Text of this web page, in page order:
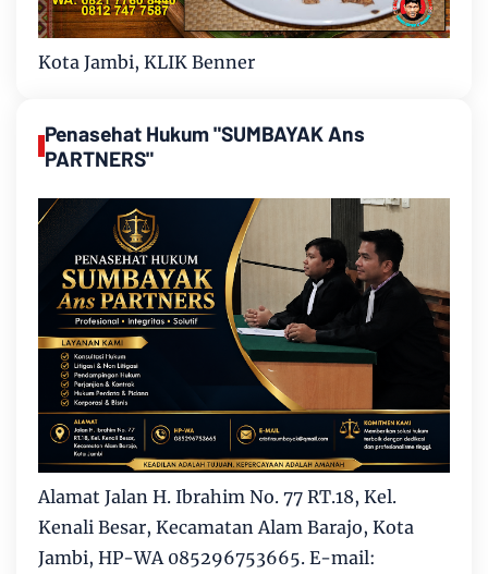
Kota Jambi, KLIK Benner
Penasehat Hukum "SUMBAYAK Ans
PARTNERS"
Alamat Jalan H. Ibrahim No. 77 RT.18, Kel.
Kenali Besar, Kecamatan Alam Barajo, Kota
Jambi, HP-WA 085296753665. E-mail: